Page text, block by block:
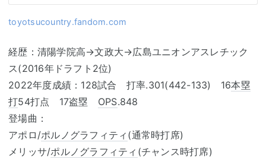
toyotsucountry.fandom.com
経歴：清陽学院高→文政大→広島ユニオンアスレチック
ス(2016年ドラフト2位)
2022年度成績：128試合 打率.301(442-133) 16本塁
打54打点 17盗塁 OPS.848
登場曲：
アポロ/ポルノグラフィティ (通常時打席)
メリッサ/ポルノグラフィティ (チャンス時打席)